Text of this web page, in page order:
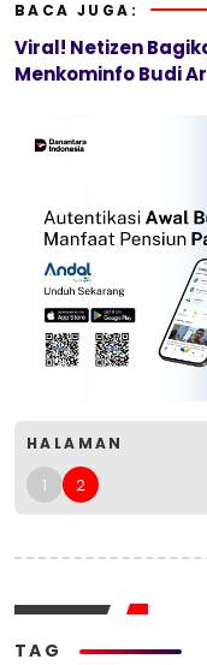
BACA JUGA:
Viral! Netizen
Menkominfo Budi
HALAMAN
1 2
TAG